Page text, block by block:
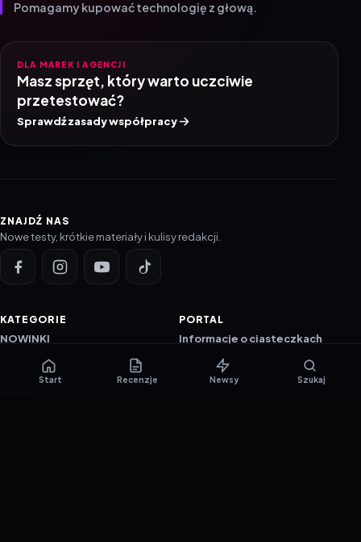
Pomagamy kupować technologię z głową.
DLA MAREK I AGENCJI
Masz sprzęt, który warto uczciwie
przetestować?
Sprawdź zasady współpracy
ZNAJDŹ NAS
Nowe testy, krótkie materiały i kulisy redakcji.
KATEGORIE
NOWINKI
PORADNIKI
PORTAL
Informacje o ciasteczkach
Polityka prywatności
Start Recenzje Newsy Szukaj